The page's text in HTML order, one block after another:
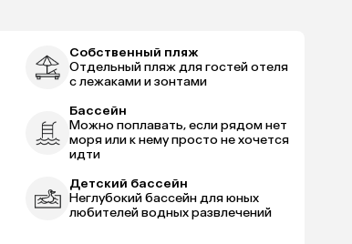
Собственный пляж
Отдельный пляж для гостей отеля
с лежаками и зонтами
Бассейн
Можно поплавать, если рядом нет
моря или к нему просто не хочется
идти
Детский бассейн
Неглубокий бассейн для юных
любителей водных развлечений